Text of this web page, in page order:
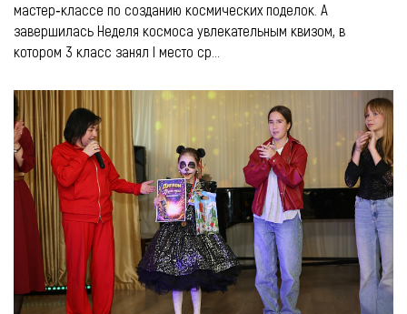
мастер‑классе по созданию космических поделок. А
завершилась Неделя космоса увлекательным квизом, в
котором 3 класс занял I место ср...